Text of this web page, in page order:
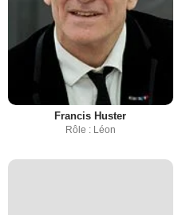
Francis Huster
Rôle : Léon